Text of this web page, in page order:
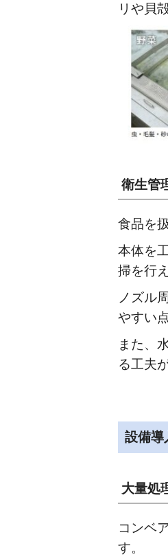
リや貝
衛生管
食品を
本体を
掃を行
ノズル
やすい
また、
る工夫
設備導
大量処
コンベ
す。